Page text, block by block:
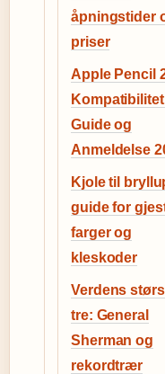
åpningstider
priser
Apple Pencil
Guide og
Anmeldelse
Kjole til
guide for
farger og
kleskoder
Verdens
tre: General
Sherman og
rekordtrær